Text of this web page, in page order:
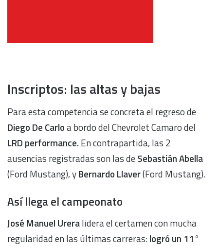
Inscriptos: las altas y bajas
Para esta competencia se concreta el regreso de
Diego De Carloa bordo del Chevrolet Camaro del
LRD performance. En contrapartida, las 2
ausencias registradas son las deSebastián Abella
(Ford Mustang), yBernardo Llaver(Ford Mustang).
Así llega el campeonato
José Manuel Ureralidera el certamen con mucha
regularidad en las últimas carreras:logró un 11°